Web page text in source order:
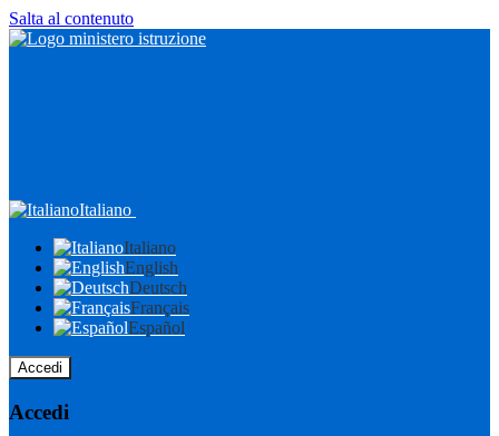
Salta al contenuto
Italiano
Italiano
English
Deutsch
Français
Español
Accedi
Accedi